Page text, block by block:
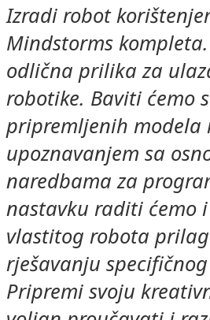
Izradi robot
Mindstorms kompleta.
odlična prilika za
robotike. Baviti ćemo
pripremljenih modela
upoznavanjem sa
naredbama za
nastavku raditi ćemo
vlastitog robota
rješavanju
Pripremi svoju